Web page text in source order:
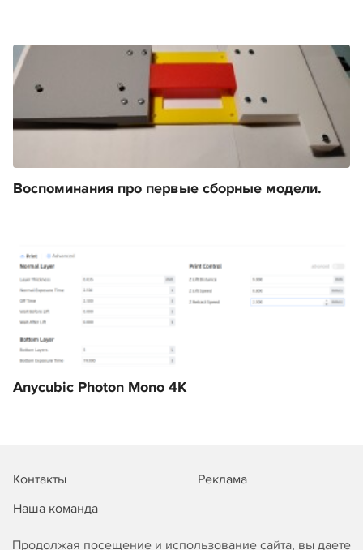
Продолжая посещение и использование сайта, вы даете
Воспоминания про первые сборные модели.
Anycubic Photon Mono 4K
Контакты
Реклама
Наша команда